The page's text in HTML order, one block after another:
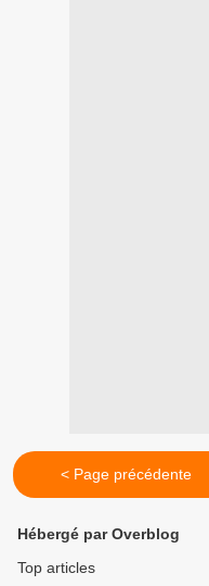
< Page précédente
Hébergé par Overblog
Top articles